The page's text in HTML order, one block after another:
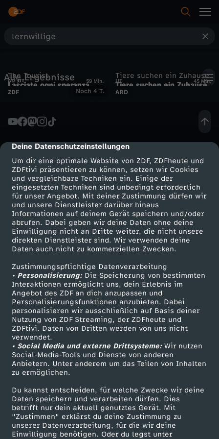
cmp-dialog-description
Deine Datenschutzeinstellungen
Um dir eine optimale Website von ZDF, ZDFheute und
ZDFtivi präsentieren zu können, setzen wir Cookies
und vergleichbare Techniken ein. Einige der
eingesetzten Techniken sind unbedingt erforderlich
für unser Angebot. Mit deiner Zustimmung dürfen wir
und unsere Dienstleister darüber hinaus
Informationen auf deinem Gerät speichern und/oder
abrufen. Dabei geben wir deine Daten ohne deine
Einwilligung nicht an Dritte weiter, die nicht unsere
direkten Dienstleister sind. Wir verwenden deine
Daten auch nicht zu kommerziellen Zwecken.
Zustimmungspflichtige Datenverarbeitung
• Personalisierung:Die Speicherung von bestimmten
Interaktionen ermöglicht uns, dein Erlebnis im
Angebot des ZDF an dich anzupassen und
Personalisierungsfunktionen anzubieten. Dabei
personalisieren wir ausschließlich auf Basis deiner
Nutzung von ZDF Streaming, der ZDFheute und
ZDFtivi. Daten von Dritten werden von uns nicht
verwendet.
• Social Media und externe Drittsysteme:Wir nutzen
Social-Media-Tools und Dienste von anderen
Anbietern. Unter anderem um das Teilen von Inhalten
zu ermöglichen.
Du kannst entscheiden, für welche Zwecke wir deine
Daten speichern und verarbeiten dürfen. Dies
betrifft nur dein aktuell genutztes Gerät. Mit
"Zustimmen" erklärst du deine Zustimmung zu
unserer Datenverarbeitung, für die wir deine
Einwilligung benötigen. Oder du legst unter
c
e
Alle Ergebnisse
Noch 4
The Tourist
Lasciate ogni speranza
ZDF
AD UT 59 Min.
Tiere suchen ein Zuhause
Tiere suchen ein Zuhause
vom 22.06.2025
ARD
UT 45 Min.
Mehr ZDF
ZDF-Apps
Smart TV
ZDFtext
Livestreams
Sendungen A-Z
TV-Programm
Service
ZDFmitreden
Kontakt zum ZDF
Tickets
Zuschauerservice
Hilfe
ZDF Unternehmen
Karriere
ZDF goes Schule
Werbefernsehen
Mainzelmännchen